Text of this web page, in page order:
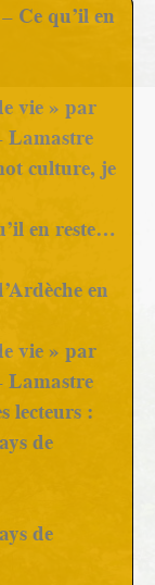
Ce qu’il en
vie » par
culture, je
en reste…
en
vie » par
lecteurs :
de
de